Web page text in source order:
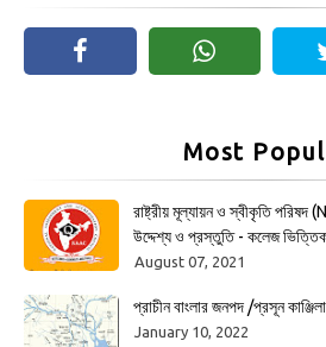
Most
রাষ্ট্রীয় মূল্যায়ন ও স্বীকৃতি
উদ্দেশ্য ও প্রস্তুতি - কলেজ
August 07, 2021
প্রাচীন বাংলার জনপদ /প্রসূন
January 10, 2022